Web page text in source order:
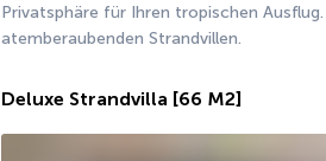
Privatsphäre für Ihren tropischen
atemberaubenden Strandvillen.
Deluxe Strandvilla [66 M2]